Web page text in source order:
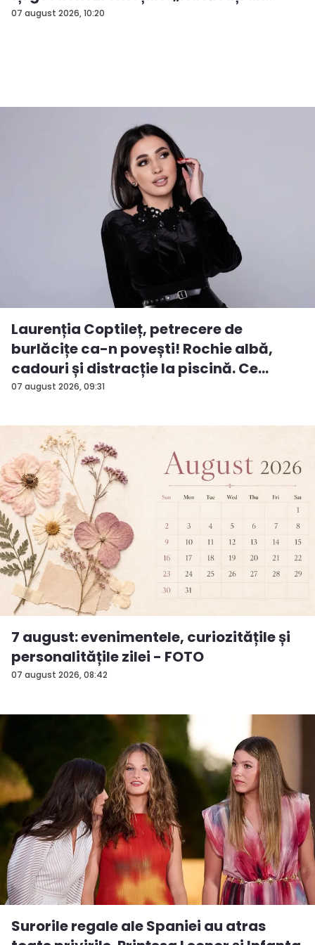
07 august 2026, 10:20
rezu...
07 august 2026, 09:31
Laurenția Coptileț, petrecere de
burlăcițe ca-n povești! Rochie albă,
cadouri și distracție la piscină. Ce
surp...
07 august 2026, 08:42
7 august: evenimentele, curiozitățile și
personalitățile zilei - FOTO
Surorile regale ale Spaniei au atras